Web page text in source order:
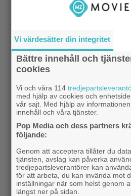
hoppas nya filmen blir en
IKEA hyllas världen över –
till Alexander Skarsgård
Apple TV|
HBO Max|Två nya skådisar
drama i ”Heated Rivalry”
Netflix|Netflix har stängt in
reklamskylt – PR-tricket
Dokumentär |Hör Sveriges
trailern till ”Bäst i världen”
Vi värdesätter din integritet
Bättre innehåll och
cookies
Vi och våra 114
med hjälp av cookies och
vår sajt. Med hjälp av
innehåll och våra tjänster.
Pop Media och dess partners
följande:
Genom att acceptera tillåter du
tjänsten, avslag kan påverka
tredjepartsleverantörer kan
för att arbeta, du kan invända mot
inställningar när som helst genom
längst ner på sidan.